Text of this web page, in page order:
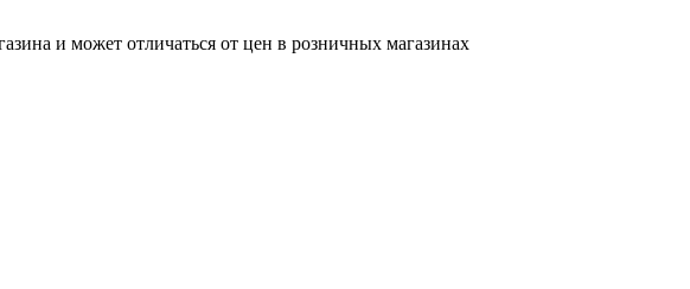
и может отличаться от цен в розничных магазинах